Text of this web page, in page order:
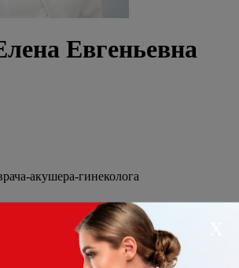
Евгеньевна
акушера-гинеколога
акушера-гинеколога